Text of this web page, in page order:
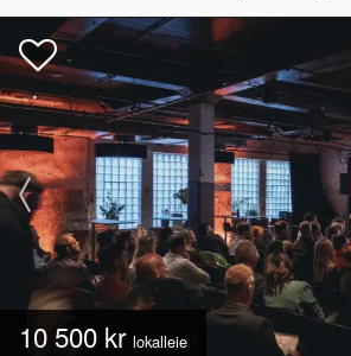
10 500 kr lokalleie